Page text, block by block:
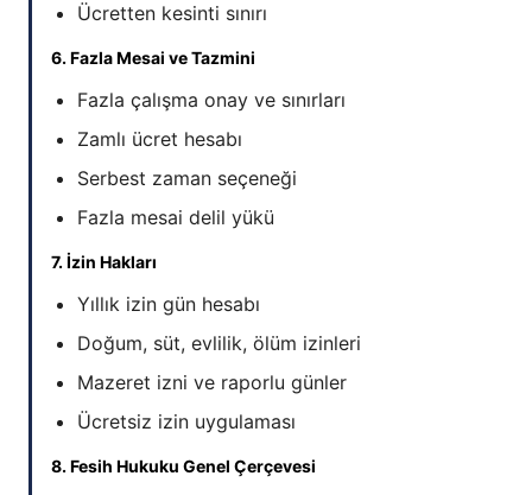
Ücretten kesinti sınırı
6. Fazla Mesai ve Tazmini
Fazla çalışma onay ve sınırları
Zamlı ücret hesabı
Serbest zaman seçeneği
Fazla mesai delil yükü
7. İzin Hakları
Yıllık izin gün hesabı
Doğum, süt, evlilik, ölüm izinleri
Mazeret izni ve raporlu günler
Ücretsiz izin uygulaması
8. Fesih Hukuku Genel Çerçevesi